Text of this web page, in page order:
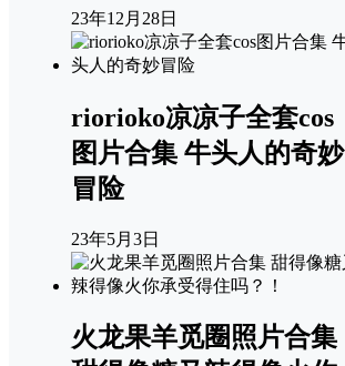
23年12月28日
riorioko凉凉子全套cos
图片合集 牛头人的奇妙
冒险
23年5月3日
火龙果羊觅圈照片合集